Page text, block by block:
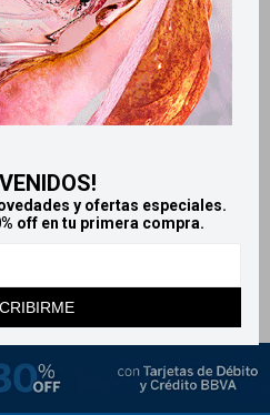
y ofertas especiales.
off en tu primera compra.